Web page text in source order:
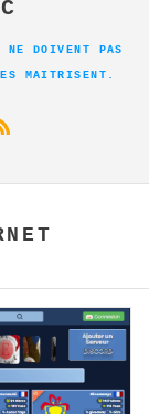
NE DOIVENT PAS
MAITRISENT.